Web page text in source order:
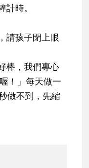
計時。
請孩子閉上眼
棒，我們專心
！」每天做一
做不到，先縮